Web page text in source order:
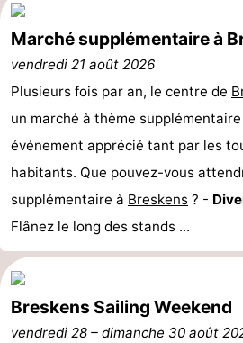
Domburg
-
Zoutelande
Vlissingen
-
Vlaanderen
-
Breskens
-
Cadzand-
-
Marché supplémentaire à
vendredi 21 août 2026
Plusieurs fois par an, le centre de
un marché à thème
événement apprécié tant par les
habitants. Que pouvez-vous
supplémentaire à Breskens ? -
Flânez le long des stands ...
Breskens Sailing Weekend
vendredi 28 – dimanche 30 août